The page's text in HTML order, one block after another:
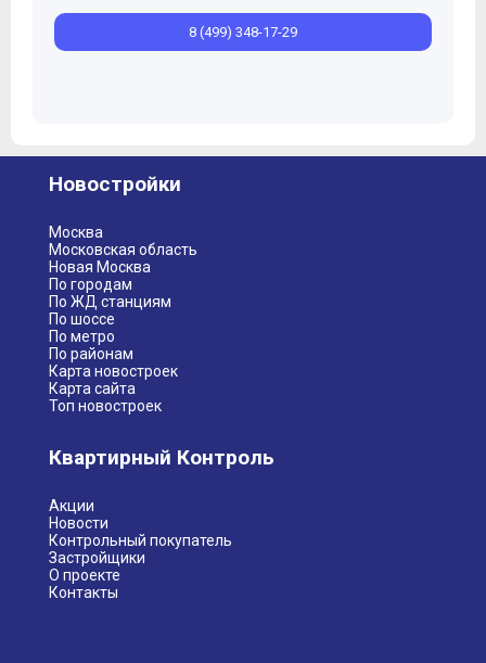
8 (499) 348-17-29
Новостройки
Москва
Московская область
Новая Москва
По городам
По ЖД станциям
По шоссе
По метро
По районам
Карта новостроек
Карта сайта
Топ новостроек
Квартирный Контроль
Акции
Новости
Контрольный покупатель
Застройщики
О проекте
Контакты